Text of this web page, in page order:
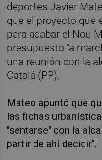
deportes Javier
que el proyecto que
para acabar el Nou
presupuesto "a
una reunión con la
Catalá (PP).
Mateo apuntó que
las fichas
"sentarse" con la
partir de ahí decidir".